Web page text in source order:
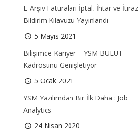
E-Arşiv Faturaları İptal, İhtar ve İtiraz
Bildirim Kılavuzu Yayınlandı
5 Mayıs 2021
Bilişimde Kariyer – YSM BULUT
Kadrosunu Genişletiyor
5 Ocak 2021
YSM Yazılımdan Bir İlk Daha : Job
Analytics
24 Nisan 2020